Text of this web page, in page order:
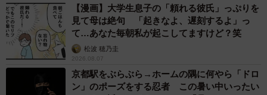
【漫画】大学生息子の「頼れる彼氏」っぷりを
見て母は絶句 「起きなよ、遅刻するよ」っ
て…あなた毎朝私が起こしてますけど？笑
松波 穂乃圭
2026.08.07
京都駅をぶらぶら→ホームの隅に何やら「ドロ
ン」のポーズをする忍者 この暑い中いったい